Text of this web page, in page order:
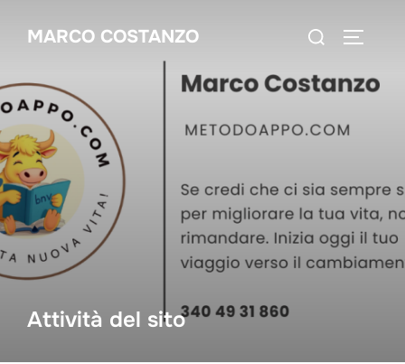
MARCO COSTANZO
Cerca
Attività del sito